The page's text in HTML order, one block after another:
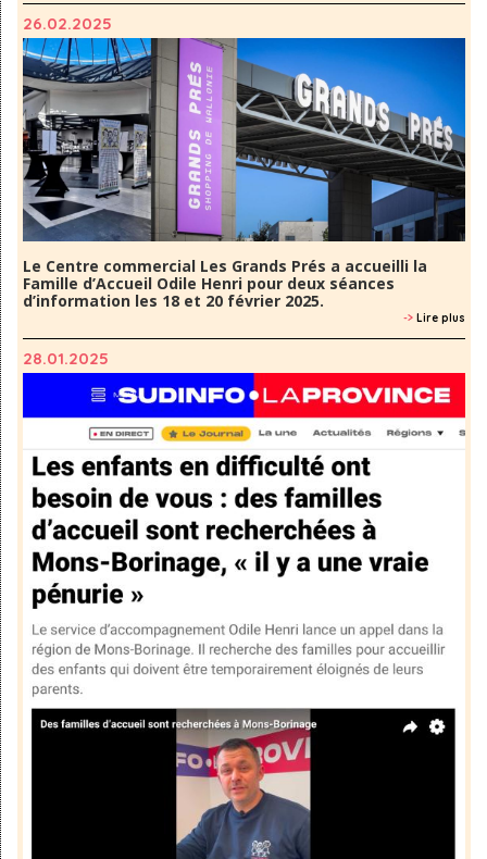
26.02.2025
Le Centre commercial Les Grands Prés a accueilli la
Famille d’Accueil Odile Henri pour deux séances
d’information les 18 et 20 février 2025.
-> Lire plus
28.01.2025